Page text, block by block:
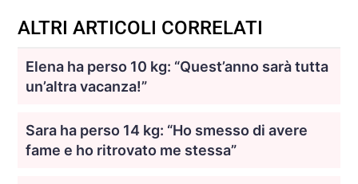
ALTRI ARTICOLI CORRELATI
Elena ha perso 10 kg: “Quest’anno sarà tutta
un’altra vacanza!”
Sara ha perso 14 kg: “Ho smesso di avere
fame e ho ritrovato me stessa”